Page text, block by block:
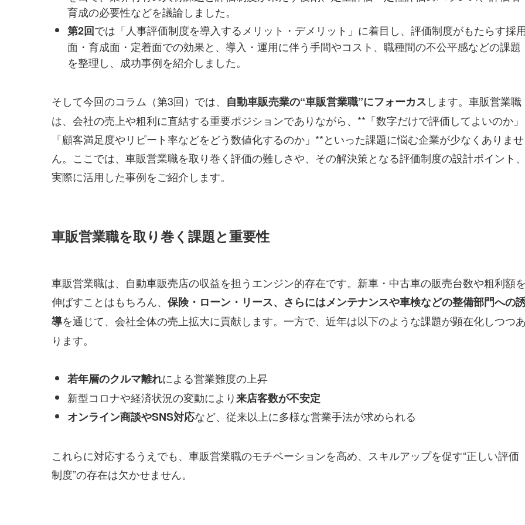
育成の必要性などを議論しました。
第2回では「人事評価制度を導入するメリット・デメリット」に着目し、評価制度がもたらす採
面・育成面・定着面での効果と、導入・運用に伴う手間やコスト、職種間の不公平感などの課題
を整理し、成功事例を紹介しました。
そして今回のコラム（第3回）では、 自動車販売業の“車販営業職”にフォーカスします。車販営業職
は、会社の売上や粗利に直結する重要ポジションでありながら、**「数字だけで評価してよいのか」
「顧客満足度やリピート率などをどう数値化するのか」**といった課題に悩む企業が少なくありませ
ん。ここでは、車販営業職を取り巻く評価の難しさや、その解決策となる評価制度の設計ポイント
実際に活用した事例をご紹介します。
車販営業職を取り巻く課題と重要性
車販営業職は、自動車販売店の収益を担うエンジン的存在です。新車・中古車の販売台数や粗利額
伸ばすことはもちろん、 保険・ローン・リース、さらにはメンテナンスや車検などの整備部門への
導を通じて、会社全体の売上拡大に貢献します。一方で、近年は以下のような課題が顕在化しつつ
ります。
若年層のクルマ離れによる営業難度の上昇
新型コロナや経済状況の変動により来店客数が不安定
オンライン商談やSNS対応など、従来以上に多様な営業手法が求められる
これらに対応するうえでも、車販営業職のモチベーションを高め、スキルアップを促す“正しい評価
制度”の存在は欠かせません。